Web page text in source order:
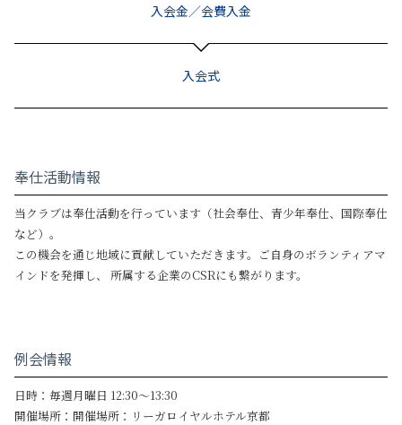
入会金／会費入金
入会式
奉仕活動情報
当クラブは奉仕活動を行っています（社会奉仕、青少年奉仕、国際奉仕
など）。
この機会を通じ地域に貢献していただきます。ご自身のボランティアマ
インドを発揮し、 所属する企業のCSRにも繋がります。
例会情報
日時：毎週月曜日 12:30～13:30
開催場所：開催場所：リーガロイヤルホテル京都